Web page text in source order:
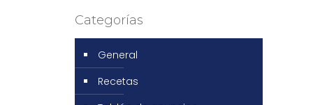
Categorías
General
Recetas